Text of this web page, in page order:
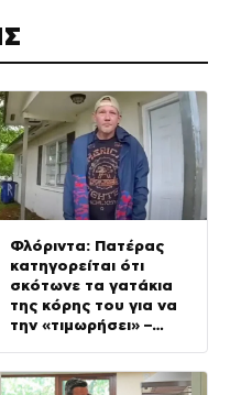
Φλόριντα: Πατέρας
κατηγορείται ότι
σκότωνε τα γατάκια
της κόρης του για να
την «τιμωρήσει» –